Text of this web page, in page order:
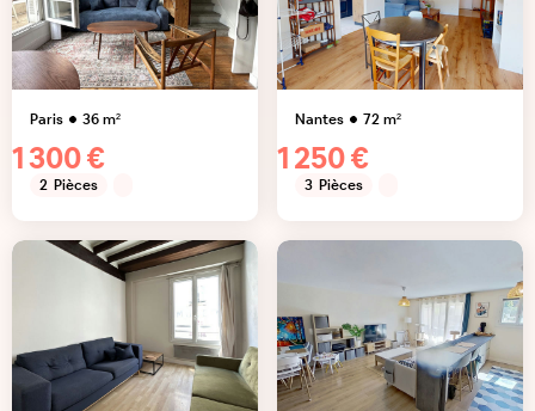
Paris 36m²
1 300 €
2 Pièces
Nantes 72m²
1 250 €
3 Pièces